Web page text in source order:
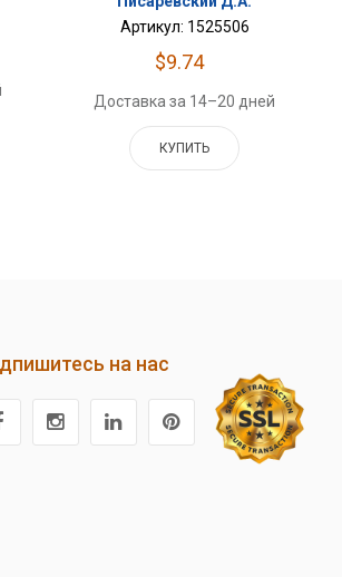
Артикул: 1525506
$9.74
Доставка за 14–20 дней
КУПИТЬ
на нас